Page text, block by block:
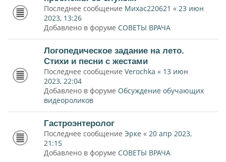
Последнее сообщение Михас220621 « 23 июн
2023, 13:26
Добавлено в форуме СОВЕТЫ ВРАЧА
Логопедическое задание на лето.
Стихи и песни с жестами
Последнее сообщение Verochka « 13 июн
2023, 22:04
Добавлено в форуме Обсуждение обучающих
видеороликов
Гастроэнтеролог
Последнее сообщение Эрке « 20 апр 2023,
21:15
Добавлено в форуме СОВЕТЫ ВРАЧА